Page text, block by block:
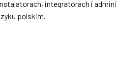
integratorach i
polskim.